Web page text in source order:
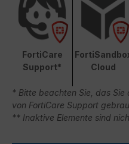
FortiCare
Support*
Cloud
* Bitte beachten Sie, das Sie
von FortiCare Support
** Inaktive Elemente sind